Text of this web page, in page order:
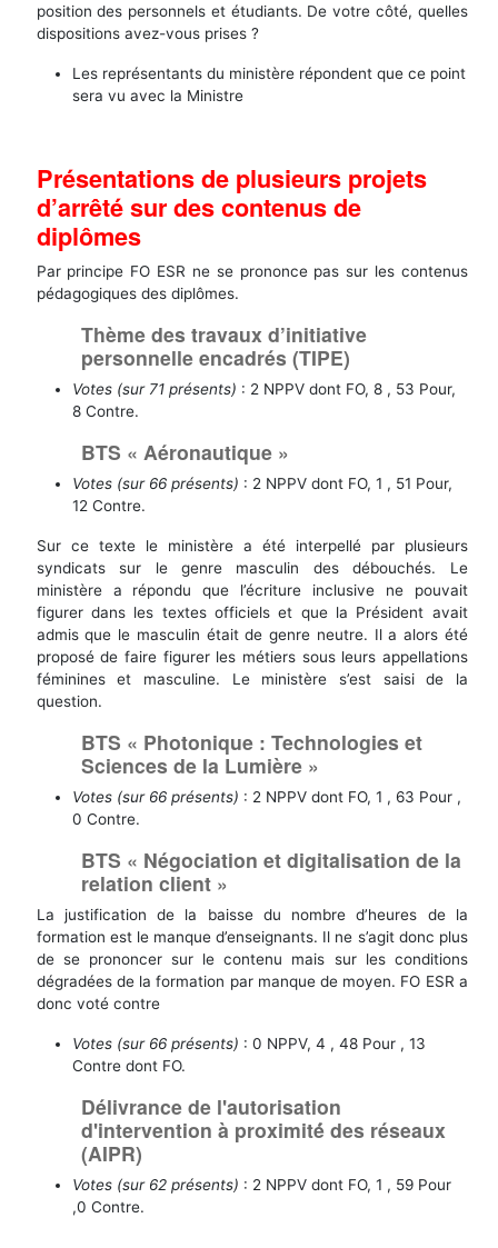
position des personnels et étudiants. De votre côté, quelles
dispositions avez-vous prises ?
Les représentants du ministère répondent que ce point
sera vu avec la Ministre
Présentations de plusieurs projets
d’arrêté sur des contenus de
diplômes
Par principe FO ESR ne se prononce pas sur les contenus
pédagogiques des diplômes.
Thème des travaux d’initiative
personnelle encadrés (TIPE)
Votes (sur 71 présents) : 2 NPPV dont FO, 8 , 53 Pour,
8 Contre.
BTS « Aéronautique »
Votes (sur 66 présents) : 2 NPPV dont FO, 1 , 51 Pour,
12 Contre.
Sur ce texte le ministère a été interpellé par plusieurs
syndicats sur le genre masculin des débouchés. Le
ministère a répondu que l’écriture inclusive ne pouvait
figurer dans les textes officiels et que la Président avait
admis que le masculin était de genre neutre. Il a alors été
proposé de faire figurer les métiers sous leurs appellations
féminines et masculine. Le ministère s’est saisi de la
question.
BTS « Photonique : Technologies et
Sciences de la Lumière »
Votes (sur 66 présents) : 2 NPPV dont FO, 1 , 63 Pour ,
0 Contre.
BTS « Négociation et digitalisation de la
relation client »
La justification de la baisse du nombre d’heures de la
formation est le manque d’enseignants. Il ne s’agit donc plus
de se prononcer sur le contenu mais sur les conditions
dégradées de la formation par manque de moyen. FO ESR a
donc voté contre
Votes (sur 66 présents) : 0 NPPV, 4 , 48 Pour , 13
Contre dont FO.
Délivrance de l'autorisation
d'intervention à proximité́ des réseaux
(AIPR)
Votes (sur 62 présents) : 2 NPPV dont FO, 1 , 59 Pour
,0 Contre.